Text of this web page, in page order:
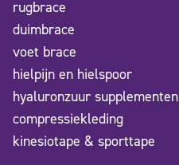
rugbrace
duimbrace
voet brace
hielpijn en hielspoor
hyaluronzuur supplementen
compressiekleding
kinesiotape & sporttape